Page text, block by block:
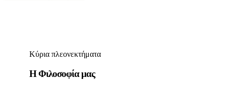
Κύρια πλεονεκτήματα
Η Φιλοσοφία μας